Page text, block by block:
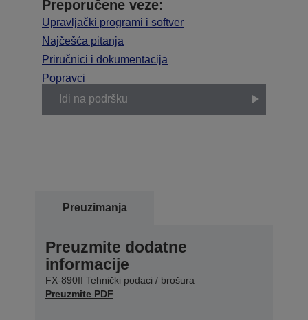
Preporučene veze:
Upravljački programi i softver
Najčešća pitanja
Priručnici i dokumentacija
Popravci
Idi na podršku
Preuzimanja
Preuzmite dodatne
informacije
FX-890II Tehnički podaci / brošura
Preuzmite PDF